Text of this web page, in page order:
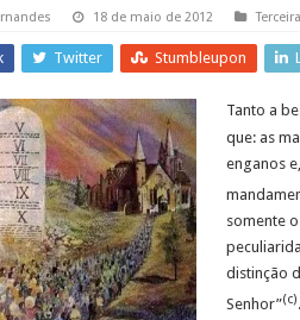
18 de maio de 2012
Twitter Stumbleupon
Tanto a
que: as
enganos
somente
distinção
Senhor”(c)